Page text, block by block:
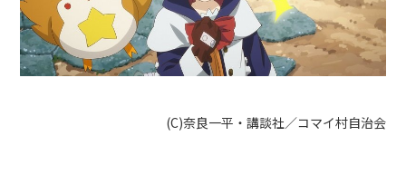
(C)奈良一平・講談社／コマイ村自治会